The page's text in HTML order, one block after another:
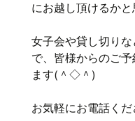
にお越し頂けるかと
女子会や貸し切り
で、皆様からのご
ます(＾◇＾)
お気軽にお電話く